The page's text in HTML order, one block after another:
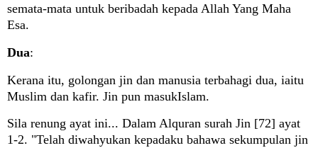
semata-mata untuk beribadah kepada Allah Yang Maha
Esa.
Dua:
Kerana itu, golongan jin dan manusia terbahagi dua, iaitu
Muslim dan kafir. Jin pun masukIslam.
Sila renung ayat ini... Dalam Alquran surah Jin [72] ayat
1-2. "Telah diwahyukan kepadaku bahawa sekumpulan jin